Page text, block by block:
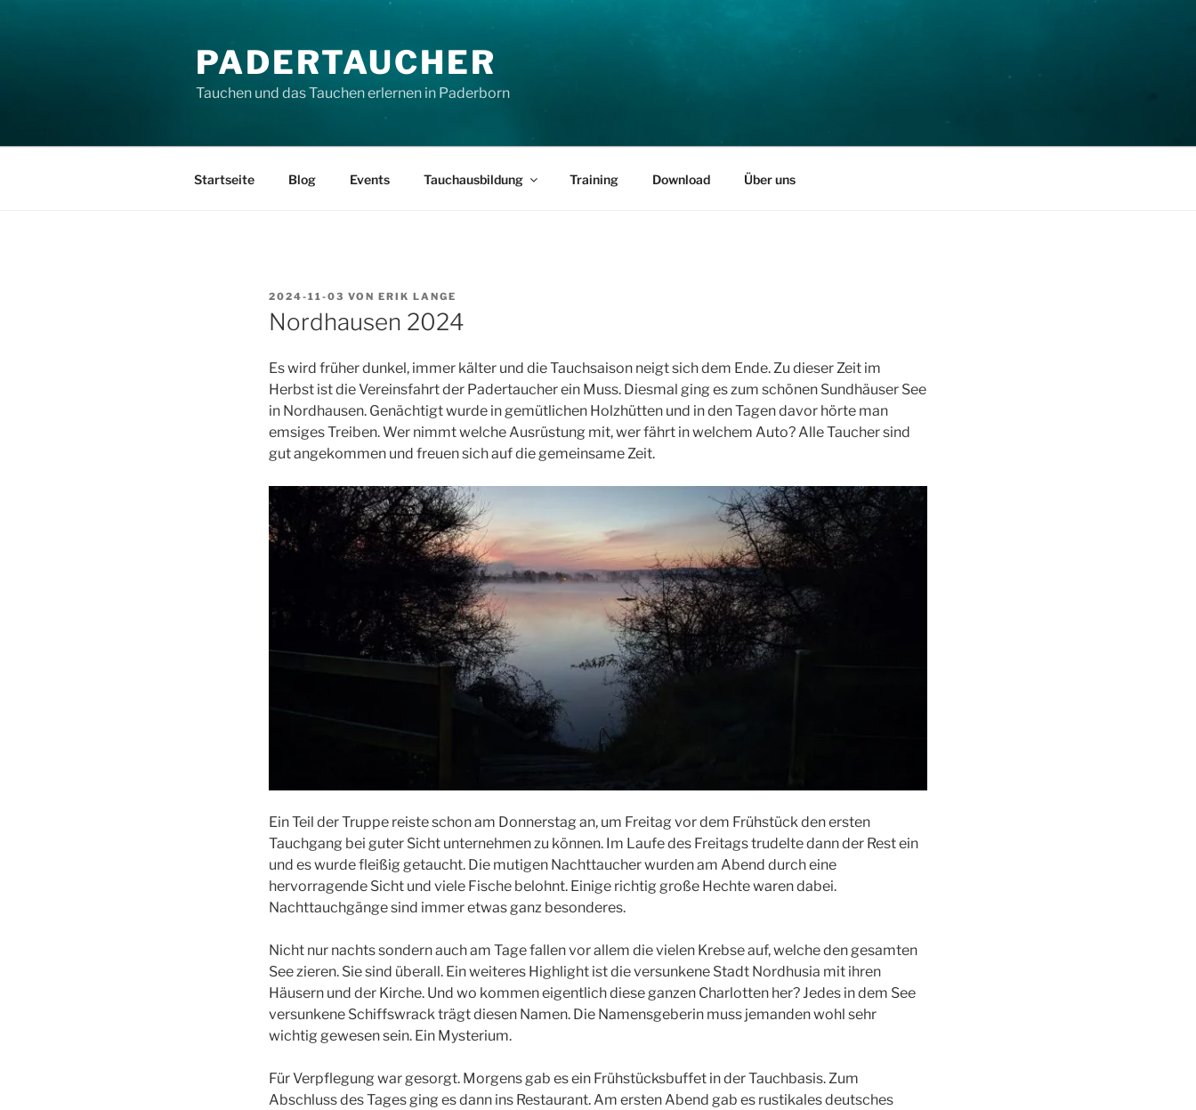
PADERTAUCHER
Tauchen und das Tauchen erlernen in Paderborn
Startseite Blog Events Tauchausbildung Training Download Über uns
VERÖFFENTLICHT
AM
2024-11-03 VON ERIK LANGE
Nordhausen 2024
Es wird früher dunkel, immer kälter und die Tauchsaison neigt sich dem Ende. Zu dieser Zeit im
Herbst ist die Vereinsfahrt der Padertaucher ein Muss. Diesmal ging es zum schönen Sundhäuser See
in Nordhausen. Genächtigt wurde in gemütlichen Holzhütten und in den Tagen davor hörte man
emsiges Treiben. Wer nimmt welche Ausrüstung mit, wer fährt in welchem Auto? Alle Taucher sind
gut angekommen und freuen sich auf die gemeinsame Zeit.
Ein Teil der Truppe reiste schon am Donnerstag an, um Freitag vor dem Frühstück den ersten
Tauchgang bei guter Sicht unternehmen zu können. Im Laufe des Freitags trudelte dann der Rest ein
und es wurde fleißig getaucht. Die mutigen Nachttaucher wurden am Abend durch eine
hervorragende Sicht und viele Fische belohnt. Einige richtig große Hechte waren dabei.
Nachttauchgänge sind immer etwas ganz besonderes.
Nicht nur nachts sondern auch am Tage fallen vor allem die vielen Krebse auf, welche den gesamten
See zieren. Sie sind überall. Ein weiteres Highlight ist die versunkene Stadt Nordhusia mit ihren
Häusern und der Kirche. Und wo kommen eigentlich diese ganzen Charlotten her? Jedes in dem See
versunkene Schiffswrack trägt diesen Namen. Die Namensgeberin muss jemanden wohl sehr
wichtig gewesen sein. Ein Mysterium.
Für Verpflegung war gesorgt. Morgens gab es ein Frühstücksbuffet in der Tauchbasis. Zum
Abschluss des Tages ging es dann ins Restaurant. Am ersten Abend gab es rustikales deutsches